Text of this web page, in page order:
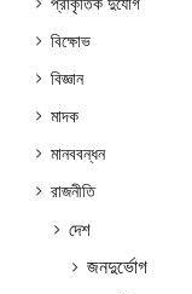
বিক্ষোভ
বিজ্ঞান
মাদক
মানববন্ধন
রাজনীতি
দেশ
জনদুর্ভোগ